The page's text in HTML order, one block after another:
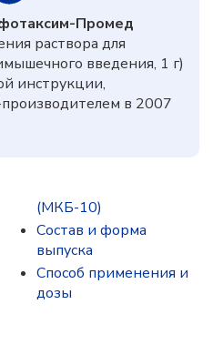
Промед
раствора для
введения, 1 г)
инструкции,
в 2007
(МКБ-10)
Состав и форма
выпускa
Способ применения и
дозы